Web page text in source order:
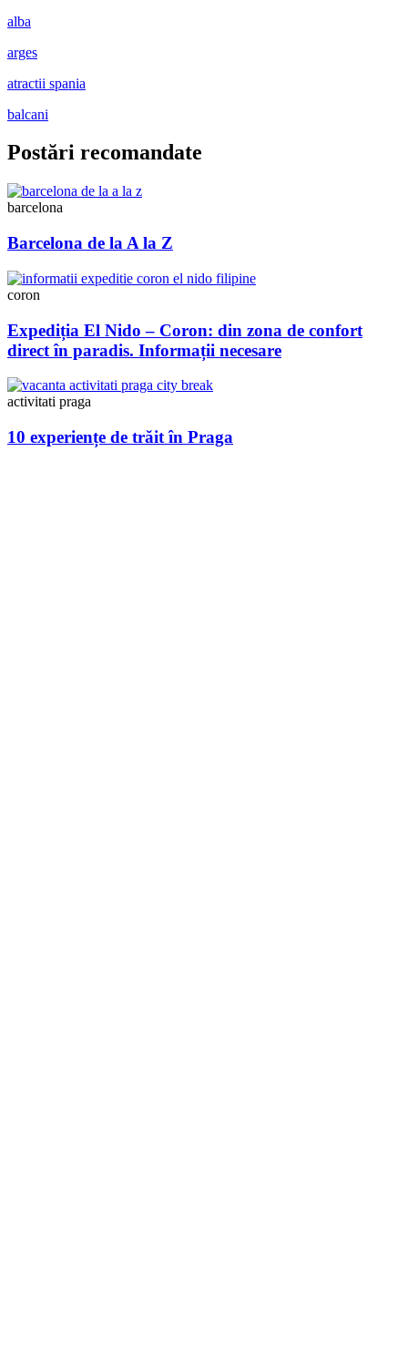
alba
arges
atractii spania
balcani
Postări recomandate
barcelona
Barcelona de la A la Z
coron
Expediția El Nido – Coron: din zona de confort
direct în paradis. Informații necesare
activitati praga
10 experiențe de trăit în Praga